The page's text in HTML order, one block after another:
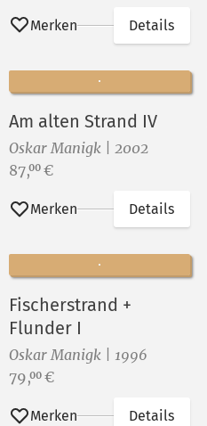
Merken Details
Am alten Strand IV
Oskar Manigk | 2002
Preis:
87,00 €
Merken Details
Fischerstrand +
Flunder I
Oskar Manigk | 1996
Preis:
79,00 €
Merken Details